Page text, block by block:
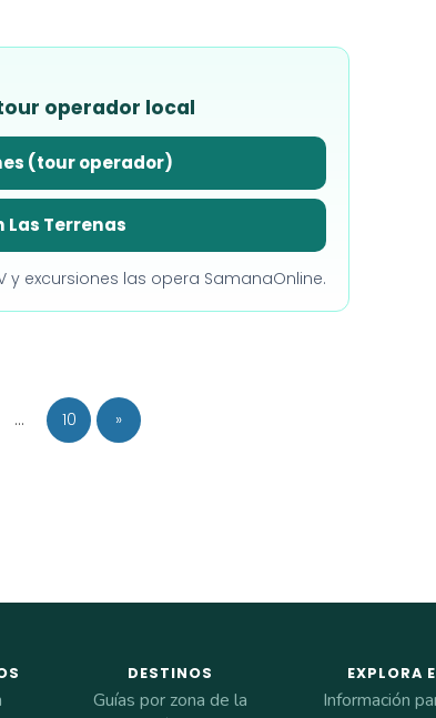
operador local
(tour operador)
Las Terrenas
y excursiones las opera SamanaOnline.
… 10 »
DESTINOS
Guías por zona de la
EXPLORA
Información